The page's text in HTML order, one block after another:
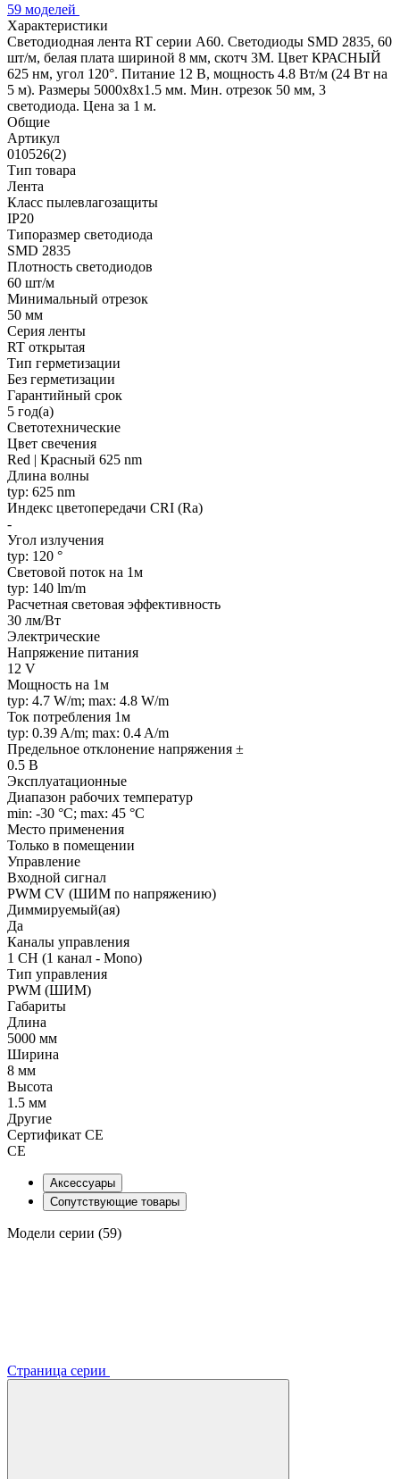
59 моделей
Характеристики
Светодиодная лента RT серии A60. Светодиоды SMD 2835, 60
шт/м, белая плата шириной 8 мм, скотч 3M. Цвет КРАСНЫЙ
625 нм, угол 120°. Питание 12 В, мощность 4.8 Вт/м (24 Вт на
5 м). Размеры 5000x8x1.5 мм. Мин. отрезок 50 мм, 3
светодиода. Цена за 1 м.
Общие
Артикул
010526(2)
Тип товара
Лента
Класс пылевлагозащиты
IP20
Типоразмер светодиода
SMD 2835
Плотность светодиодов
60 шт/м
Минимальный отрезок
50 мм
Серия ленты
RT открытая
Тип герметизации
Без герметизации
Гарантийный срок
5 год(а)
Светотехнические
Цвет свечения
Red | Красный 625 nm
Длина волны
typ: 625 nm
Индекс цветопередачи CRI (Ra)
-
Угол излучения
typ: 120 °
Световой поток на 1м
typ: 140 lm/m
Расчетная световая эффективность
30 лм/Вт
Электрические
Напряжение питания
12 V
Мощность на 1м
typ: 4.7 W/m; max: 4.8 W/m
Ток потребления 1м
typ: 0.39 A/m; max: 0.4 A/m
Предельное отклонение напряжения ±
0.5 В
Эксплуатационные
Диапазон рабочих температур
min: -30 °C; max: 45 °C
Место применения
Только в помещении
Управление
Входной сигнал
PWM СV (ШИМ по напряжению)
Диммируемый(ая)
Да
Каналы управления
1 CH (1 канал - Mono)
Тип управления
PWM (ШИМ)
Габариты
Длина
5000 мм
Ширина
8 мм
Высота
1.5 мм
Другие
Сертификат CE
CE
Аксессуары
Сопутствующие товары
Модели серии (59)
Страница серии